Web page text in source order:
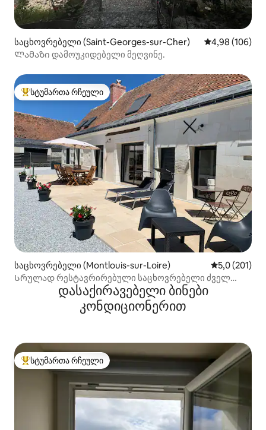
საცხოვრებელი (Saint-Georges-sur-Cher) საშუალო
4,98 (106)
Ლამაზი დამოუკიდებელი მეღვინე.
სტუმართა რჩეული მოწინავე ვარიანტი
სტუმართა რჩეული
საცხოვრებელი (Montlouis-sur-Loire) საშუალო
5,0 (201)
Სრულად რესტავრირებული საცხოვრებელი ძველ
თავლებშიდასაქირავებელი ბინები
კონდიციონერით
სტუმართა რჩეული მოწინავე ვარიანტი
სტუმართა რჩეული